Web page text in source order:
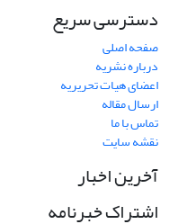
دسترسی سریع
صفحه اصلی
درباره نشریه
اعضای هیات تحریریه
ارسال مقاله
تماس با ما
نقشه سایت
آخرین اخبار
اشتراک خبرنامه